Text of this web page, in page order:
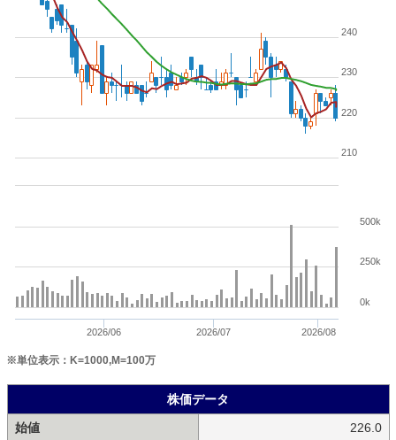
2026/06 2026/07 2026/08
210
220
230
240
0k
250k
500k
※単位表示：K=1000,M=100万
株価データ
始値
226.0